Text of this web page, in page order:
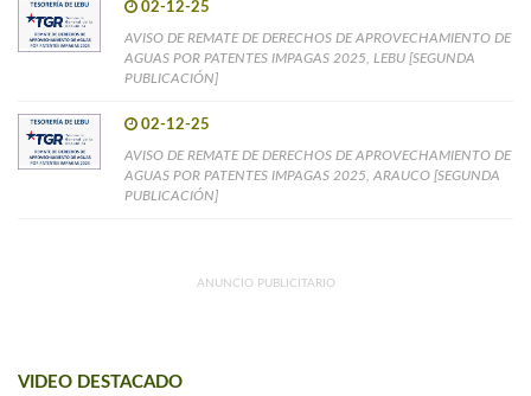
02-12-25
AVISO DE REMATE DE DERECHOS DE APROVECHAMIENTO DE
AGUAS POR PATENTES IMPAGAS 2025, LEBU [SEGUNDA
PUBLICACIÓN]
02-12-25
AVISO DE REMATE DE DERECHOS DE APROVECHAMIENTO DE
AGUAS POR PATENTES IMPAGAS 2025, ARAUCO [SEGUNDA
PUBLICACIÓN]
ANUNCIO PUBLICITARIO
VIDEO DESTACADO